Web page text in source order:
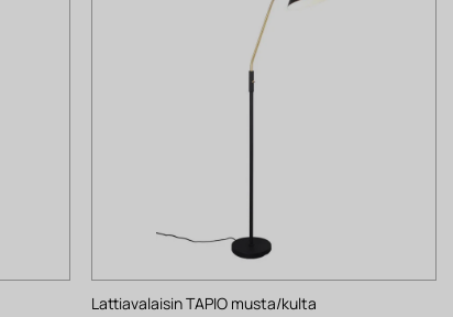
Lattiavalaisin TAPIO musta/kulta